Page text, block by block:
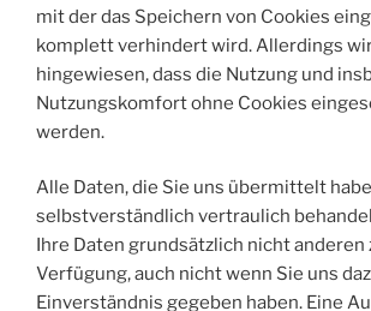
mit der das Speichern von Cookies
komplett verhindert wird. Allerdings
hingewiesen, dass die Nutzung und
Nutzungskomfort ohne Cookies
werden.
Alle Daten, die Sie uns übermittelt
selbstverständlich vertraulich
Ihre Daten grundsätzlich nicht anderen
Verfügung, auch nicht wenn Sie uns
Einverständnis gegeben haben. Eine